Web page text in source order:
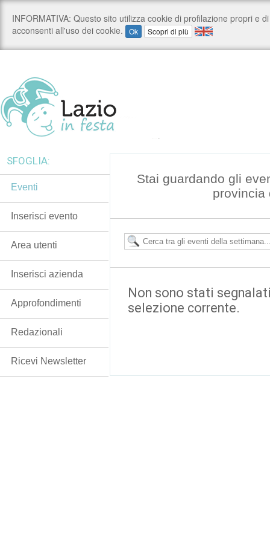
Stai guardando gli
provincia
Non sono stati
selezione corrente.
SFOGLIA:
Eventi
Inserisci evento
Area utenti
Inserisci azienda
Approfondimenti
Redazionali
Ricevi Newsletter